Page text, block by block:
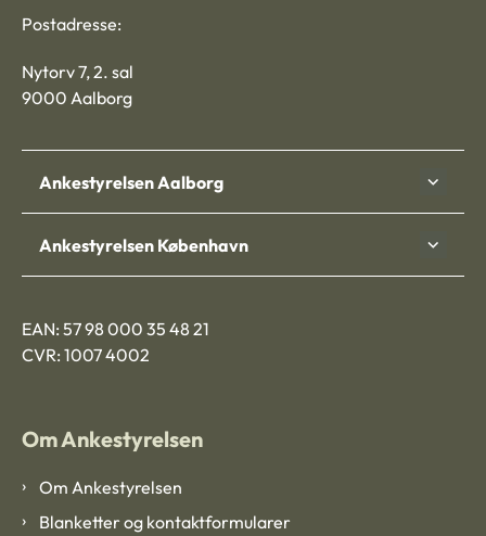
Postadresse:
Nytorv 7, 2. sal
9000 Aalborg
Ankestyrelsen Aalborg
Ankestyrelsen København
EAN: 57 98 000 35 48 21
CVR: 1007 4002
Om Ankestyrelsen
Om Ankestyrelsen
Blanketter og kontaktformularer